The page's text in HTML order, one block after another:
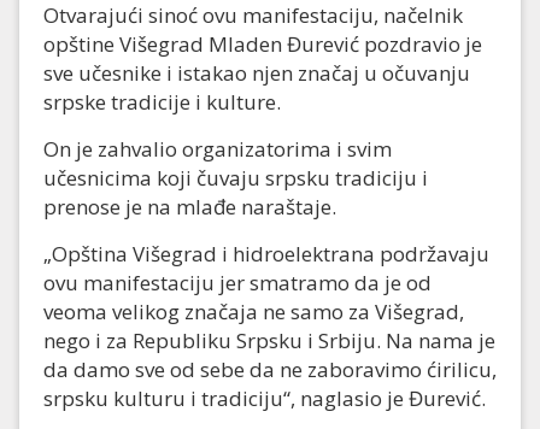
Otvarajući sinoć ovu manifestaciju, načelnik
opštine Višegrad Mladen Đurević pozdravio je
sve učesnike i istakao njen značaj u očuvanju
srpske tradicije i kulture.
On je zahvalio organizatorima i svim
učesnicima koji čuvaju srpsku tradiciju i
prenose je na mlađe naraštaje.
„Opština Višegrad i hidroelektrana podržavaju
ovu manifestaciju jer smatramo da je od
veoma velikog značaja ne samo za Višegrad,
nego i za Republiku Srpsku i Srbiju. Na nama je
da damo sve od sebe da ne zaboravimo ćirilicu,
srpsku kulturu i tradiciju“, naglasio je Đurević.